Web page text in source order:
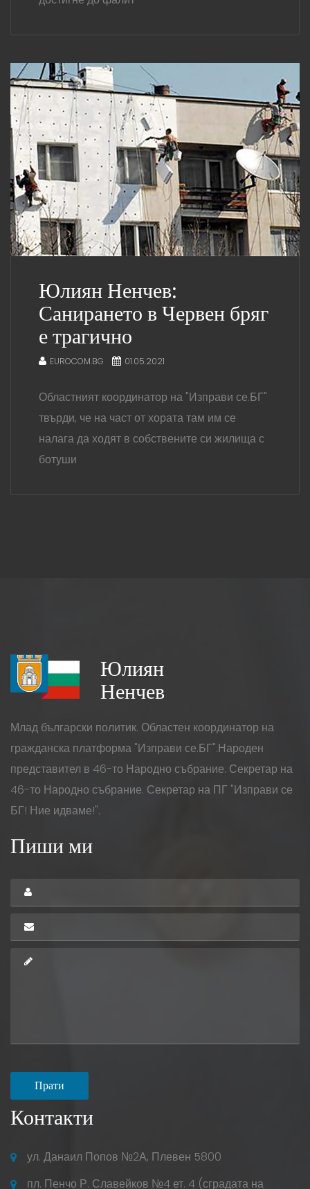
Юлиян Ненчев:
Санирането в Червен бряг
е трагично
EUROCOM.BG 01.05.2021
Областният координатор на "Изправи се.БГ"
твърди, че на част от хората там им се
налага да ходят в собствените си жилища с
ботуши
Юлиян
Ненчев
Млад български политик. Областен координатор на
гражданска платформа "Изправи се.БГ".Народен
представител в 46-то Народно събрание. Секретар на
46-то Народно събрание. Секретар на ПГ "Изправи се
БГ! Ние идваме!".
Пиши ми
Твоите
имена
Електронна
поща
Съобщение
Прати
Контакти
ул. Данаил Попов №2А, Плевен 5800
пл. Пенчо Р. Славейков №4 ет. 4 (сградата на